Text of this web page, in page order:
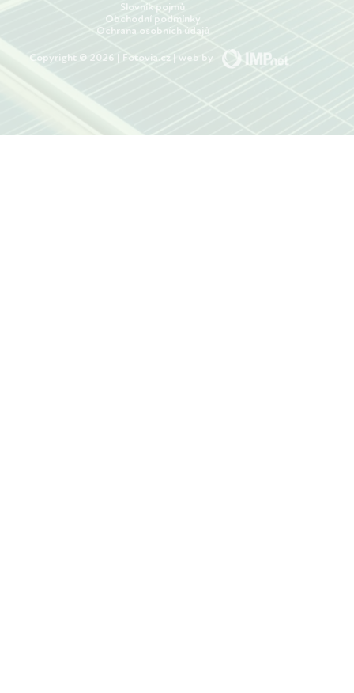
Slovník pojmů
Obchodní podmínky
Ochrana osobních údajů
Copyright © 2026 | Fotovia.cz | web by